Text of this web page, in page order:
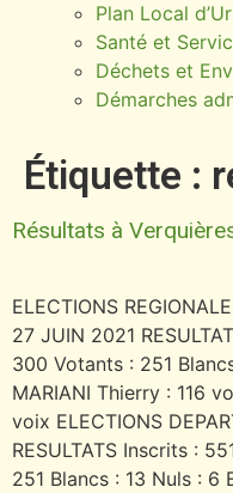
Plan Local
Santé et
Déchets et
Démarches
Étiquette :
Résultats à
ELECTIONS
27 JUIN 2021
300 Votants : 251
MARIANI Thierry : 116
voix ELECTIONS
RESULTATS Inscrits :
251 Blancs : 13 Nuls : 6